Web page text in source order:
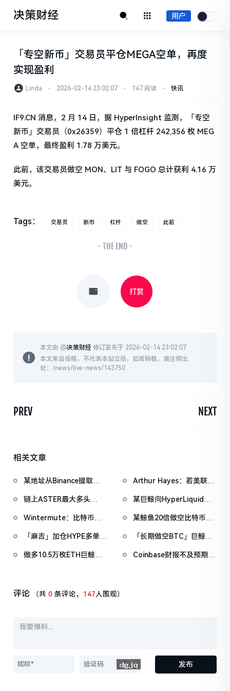
决策财经 用户
「专空新币」交易员平仓MEGA空单，再度
实现盈利
Linda ⋅ 2026-02-14 23:02:07 ⋅ 147 阅读 ⋅ 快讯
IF9.CN 消息，2 月 14 日，据 HyperInsight 监测，「专空
新币」交易员（0x26359）平仓 1 倍杠杆 242,356 枚 MEG
A 空单，最终盈利 1.78 万美元。
此前，该交易员做空 MON、LIT 与 FOGO 总计获利 4.16 万
美元。
Tags： 交易员 新币 杠杆 做空 此前
- THE END -
打赏
本文由 @决策财经 修订发布于 2026-02-14 23:02:07
本文来自投稿，不代表本站立场，如若转载，请注明出
处：/news/live-news/143750
PREV NEXT
相关文章
某地址从Binance提取
722万美元
Arthur Hayes：若美联储
HYPE，HYPE或于7月前
涨至150美元
链上ASTER最大多头
仓，持仓规模已达1490万
美元
某巨鲸向HyperLiquid存
多BTC
Wintermute：比特币在
启上行需宏观明朗
某鲸鱼20倍做空比特币并
近150万美元
「麻吉」加仓HYPE多单，
「长期做空BTC」巨鲸撤
BTC限价买单
做多10.5万枚ETH巨鲸已
Coinbase财报不及预期后
评论 （共0 条评论， 147人围观）
发布